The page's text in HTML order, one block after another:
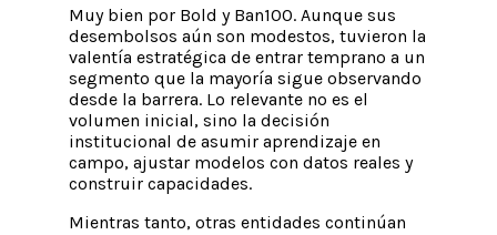
Muy bien por Bold y Ban100. Aunque sus
desembolsos aún son modestos, tuvieron la
valentía estratégica de entrar temprano a un
segmento que la mayoría sigue observando
desde la barrera. Lo relevante no es el
volumen inicial, sino la decisión
institucional de asumir aprendizaje en
campo, ajustar modelos con datos reales y
construir capacidades.
Mientras tanto, otras entidades continúan